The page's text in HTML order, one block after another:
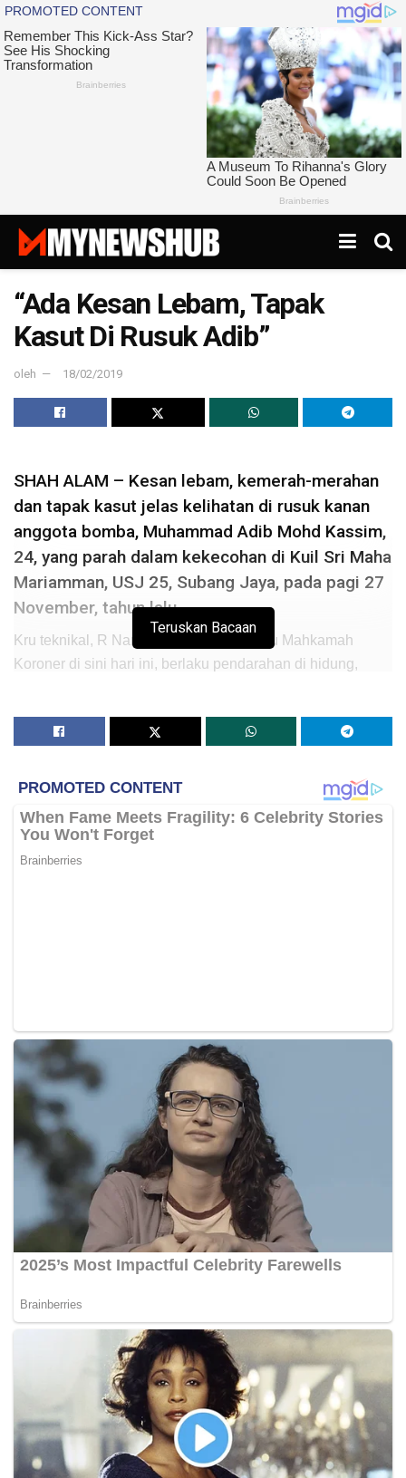
“Ada Kesan Lebam, Tapak
Kasut Di Rusuk Adib”
oleh 18/02/2019
SHAH ALAM – Kesan lebam, kemerah-merahan
dan tapak kasut jelas kelihatan di rusuk kanan
anggota bomba, Muhammad Adib Mohd Kassim,
24, yang parah dalam kekecohan di Kuil Sri Maha
Mariamman, USJ 25, Subang Jaya, pada pagi 27
November, tahun lalu.
Kru teknikal, R Narresh, 30, memberitahu Mahkamah
Koroner di sini hari ini, berlaku pendarahan di hidung,
Narresh melihat kesan itu ketika berada di belakang
Hafizan Nordin, dalam perjalanan ke Pusat Perubatan
Subang Jaya (SJMC).
“Saya periksa anggota bomba yang tidak berbaju itu
“Apabila nampak ada kesan lebam dan merah di rusuk
kanan, saya sediakan baju t-shirt milik anggota untuk
standby (bersedia) sekiranya ada pendarahan saya
boleh buat ikat.
“Saya terus bercakap dengan anggota bomba itu
seperti tepuk bahunya berkali-kali dan cakap
dengannya kuat-kuat tetapi tiada respon (tindak balas).
“Matanya tertutup, langsung tidak bercakap dan hanya
ketip bibir dengan kuat,”katanya menjawab soalan
Narresh yang juga sukarelawan Angkatan Pertahanan
Awam (APM) berkata, sepanjang bersama, beliau ada
memeriksa nadi Muhammad Adib tetapi denyutannya
semakin lemah dan tiada tindak balas diberi sehingga
mereka tiba di SJMC.
Hamdan: Apa berlaku di atas bucket (belakang
Teruskan Bacaan